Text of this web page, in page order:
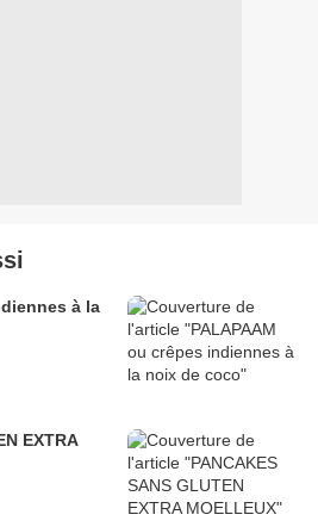
à la
EXTRA